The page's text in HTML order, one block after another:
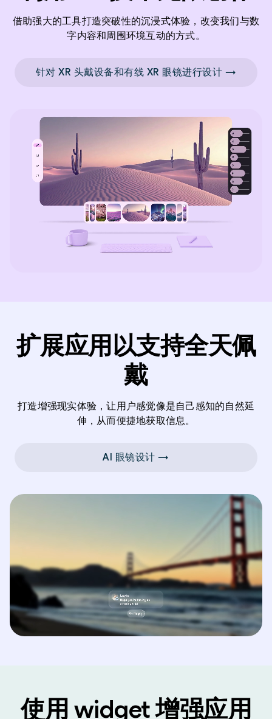
借助强大的工具打造突破性的沉浸式体验，改变我们与数
字内容和周围环境互动的方式。
针对 XR 头戴设备和有线 XR 眼镜进行设计 →
扩展应用以支持全天佩
戴
打造增强现实体验，让用户感觉像是自己感知的自然延
伸，从而便捷地获取信息。
AI 眼镜设计 →
使用 widget 增强应用